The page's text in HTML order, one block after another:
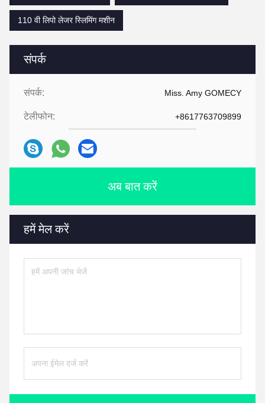
संपर्क
संपर्क: Miss. Amy GOMECY
टेलीफोन: +8617763709899
अब बात करें
हमें मेल करें
110 वी लिपो लेजर स्लिमिंग मशीन